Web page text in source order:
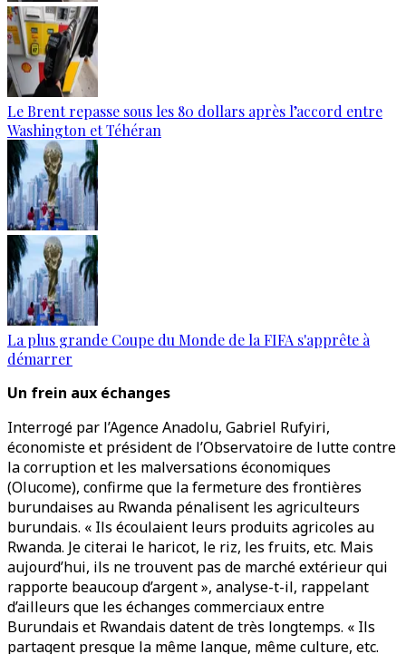
Le Brent repasse sous les 80 dollars après l’accord entre
Washington et Téhéran
La plus grande Coupe du Monde de la FIFA s'apprête à
démarrer
Un frein aux échanges
Interrogé par l’Agence Anadolu, Gabriel Rufyiri,
économiste et président de l’Observatoire de lutte contre
la corruption et les malversations économiques
(Olucome), confirme que la fermeture des frontières
burundaises au Rwanda pénalisent les agriculteurs
burundais. « Ils écoulaient leurs produits agricoles au
Rwanda. Je citerai le haricot, le riz, les fruits, etc. Mais
aujourd’hui, ils ne trouvent pas de marché extérieur qui
rapporte beaucoup d’argent », analyse-t-il, rappelant
d’ailleurs que les échanges commerciaux entre
Burundais et Rwandais datent de très longtemps. « Ils
partagent presque la même langue, même culture, etc.